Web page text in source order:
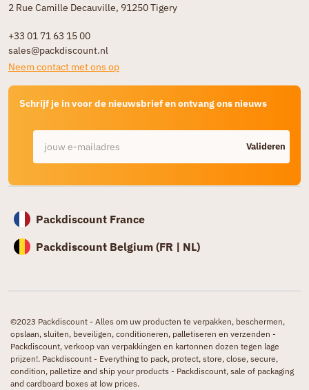
2 Rue Camille Decauville, 91250 Tigery
+33 01 71 63 15 00
sales@packdiscount.nl
Neem contact met ons op
Schrijf je in voor de nieuwsbrief en ontvang ons nieuws
Valideren
Packdiscount France
Packdiscount Belgium (FR | NL)
©2023 Packdiscount - Alles om uw producten te verpakken, beschermen,
opslaan, sluiten, beveiligen, conditioneren, palletiseren en verzenden -
Packdiscount, verkoop van verpakkingen en kartonnen dozen tegen lage
prijzen!. Packdiscount - Everything to pack, protect, store, close, secure,
condition, palletize and ship your products - Packdiscount, sale of packaging
and cardboard boxes at low prices.